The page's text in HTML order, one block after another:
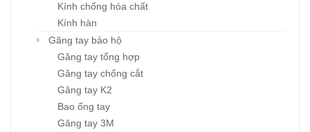
Kính chống hóa chất
Kính hàn
Găng tay bảo hộ
Găng tay tổng hợp
Găng tay chống cắt
Găng tay K2
Bao ống tay
Găng tay 3M